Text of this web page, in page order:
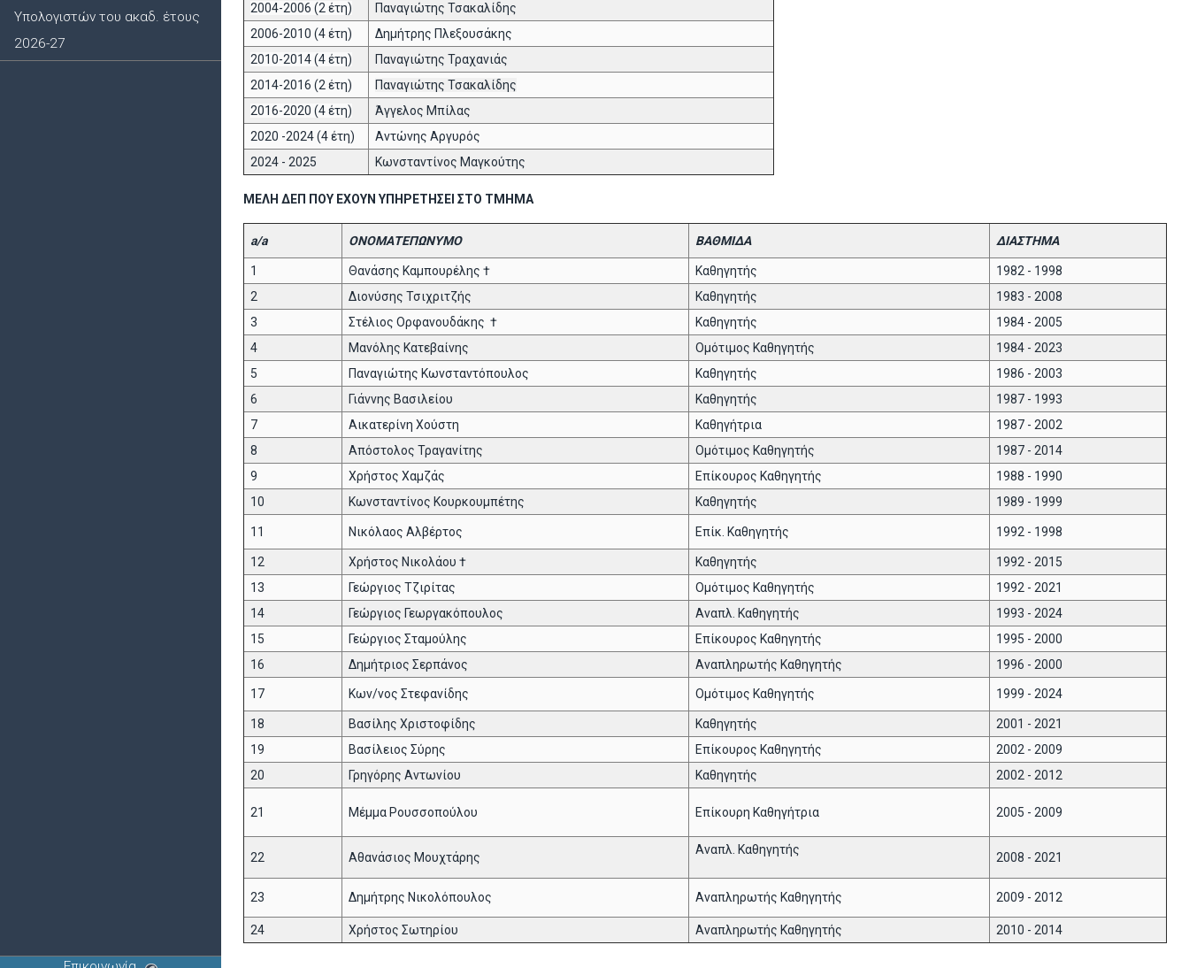
Υπολογιστών του ακαδ. έτους
2026-27
2004-2006 (2 έτη)
Παναγιώτης Τσακαλίδης
2006-2010 (4 έτη)
Δημήτρης Πλεξουσάκης
2010-2014 (4 έτη)
Παναγιώτης Τραχανιάς
2014-2016 (2 έτη)
Παναγιώτης Τσακαλίδης
2016-2020 (4 έτη)
Άγγελος Μπίλας
2020 -2024 (4 έτη)
Αντώνης Αργυρός
2024 - 2025
Κωνσταντίνος Μαγκούτης
ΜΕΛΗ ΔΕΠ ΠΟΥ ΕΧΟΥΝ ΥΠΗΡΕΤΗΣΕΙ ΣΤΟ ΤΜΗΜΑ
a/a ΟΝΟΜΑΤΕΠΩΝΥΜΟ ΒΑΘΜΙΔΑ ΔΙΑΣΤΗΜΑ
1 Θανάσης Καμπουρέλης † Καθηγητής
1982 - 1998
2
Διονύσης Τσιχριτζής Καθηγητής
1983 - 2008
3
Στέλιος Ορφανουδάκης † Καθηγητής
1984 - 2005
4
Μανόλης Κατεβαίνης Ομότιμος Καθηγητής
1984 - 2023
5
Παναγιώτης Κωνσταντόπουλος Καθηγητής
1986 - 2003
6
Γιάννης Βασιλείου Καθηγητής
1987 - 1993
7
Αικατερίνη Χούστη Καθηγήτρια
1987 - 2002
8
Απόστολος Τραγανίτης Ομότιμος Καθηγητής
1987 - 2014
9
Χρήστος Χαμζάς Επίκουρος Καθηγητής
1988 - 1990
10
Κωνσταντίνος Κουρκουμπέτης Καθηγητής 1989 - 1999
11 Νικόλαος Αλβέρτος Επίκ. Καθηγητής 1992 - 1998
12 Χρήστος Νικολάου † Καθηγητής
1992 - 2015
13
Γεώργιος Τζιρίτας Ομότιμος Καθηγητής
1992 - 2021
14
Γεώργιος Γεωργακόπουλος Αναπλ. Καθηγητής
1993 - 2024
15
Γεώργιος Σταμούλης Επίκουρος Καθηγητής
1995 - 2000
16
Δημήτριος Σερπάνος Αναπληρωτής Καθηγητής 1996 - 2000
17 Κων/νος Στεφανίδης Ομότιμος Καθηγητής 1999 - 2024
18 Βασίλης Χριστοφίδης Καθηγητής
2001 - 2021
19
Βασίλειος Σύρης Επίκουρος Καθηγητής
2002 - 2009
20
Γρηγόρης Αντωνίου Καθηγητής 2002 - 2012
21 Μέμμα Ρουσσοπούλου Επίκουρη Καθηγήτρια 2005 - 2009
22 Αθανάσιος Μουχτάρης
Αναπλ. Καθηγητής
2008 - 2021
23 Δημήτρης Νικολόπουλος Αναπληρωτής Καθηγητής 2009 - 2012
24 Χρήστος Σωτηρίου Αναπληρωτής Καθηγητής 2010 - 2014